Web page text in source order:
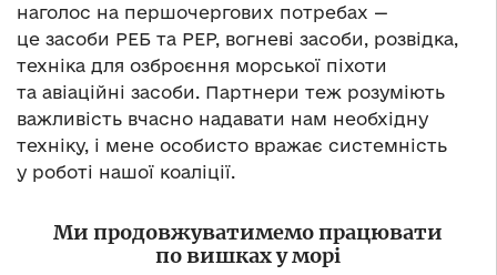
наголос на першочергових потребах —
це засоби РЕБ та РЕР, вогневі засоби, розвідка,
техніка для озброєння морської піхоти
та авіаційні засоби. Партнери теж розуміють
важливість вчасно надавати нам необхідну
техніку, і мене особисто вражає системність
у роботі нашої коаліції.
Ми продовжуватимемо працювати
по вишках у морі